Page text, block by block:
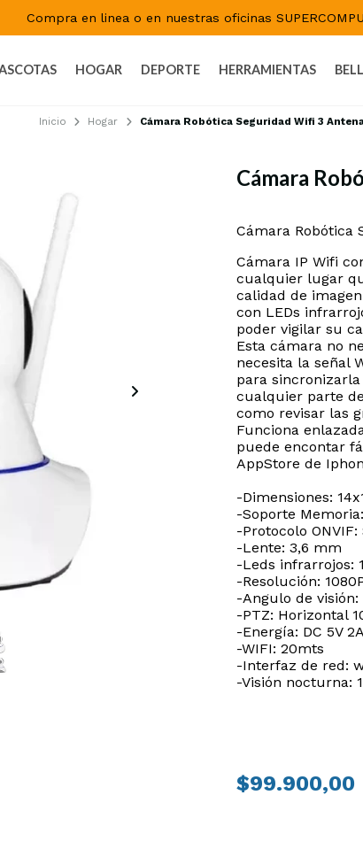
HOGAR DEPORTE HERRAMIENTAS
Compra en linea o en nuestras oficinas
Inicio Hogar Cámara Robótica Seguridad Wifi 3
Cámara
Cámara Robótica
Cámara IP Wifi
cualquier lugar
calidad de
con LEDs
poder vigilar su
Esta cámara no
necesita la señal
para
cualquier parte
como revisar las
Funciona
puede encontar
AppStore de
-Dimensiones:
-Soporte
-Protocolo ONVIF:
-Lente: 3,6 mm
-Leds infrarrojos:
-Resolución:
-Angulo de visión:
-PTZ: Horizontal
-Energía: DC 5V 2A
-WIFI: 20mts
-Interfaz de red:
-Visión nocturna:
$99.900,00